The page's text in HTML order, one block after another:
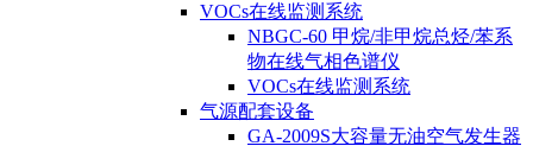
VOCs在线监测系统
NBGC-60 甲烷/非甲烷总烃/苯系
物在线气相色谱仪
VOCs在线监测系统
气源配套设备
GA-2009S大容量无油空气发生器